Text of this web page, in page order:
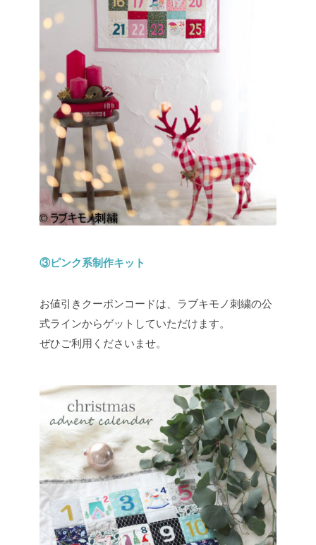
③ピンク系制作キット
お値引きクーポンコードは、ラブキモノ刺繍の公
式ラインからゲットしていただけます。
ぜひご利用くださいませ。